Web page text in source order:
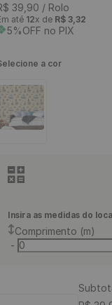
39 90 / Rolo
até 12x de R$ 3,32
5%OFF no PIX
a cor
Insira as medidas do
Comprimento (m)
-